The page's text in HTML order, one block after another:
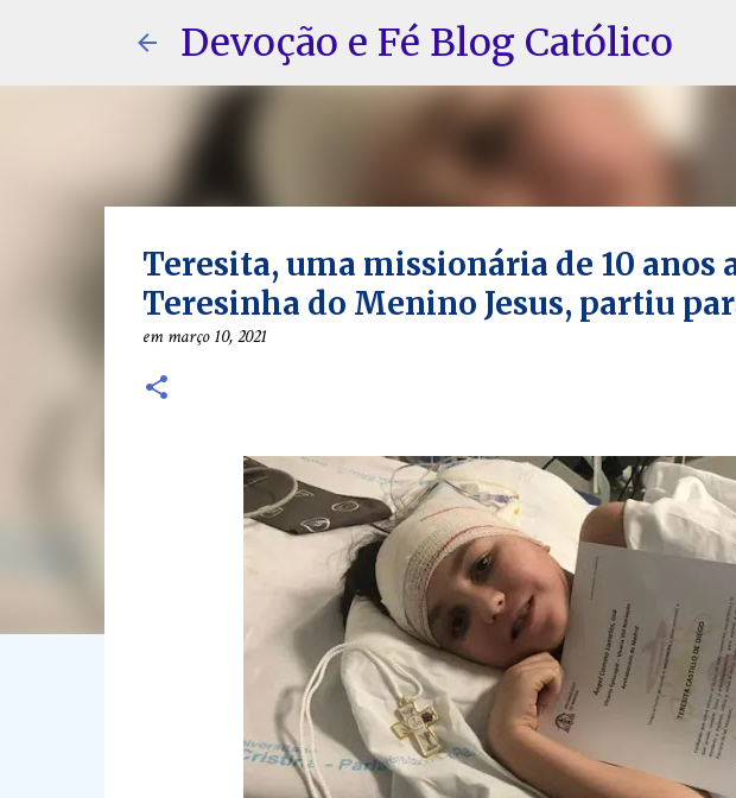
Pular
Devoção e Fé Blog Católico
Teresita, uma missionária de 10 anos
Teresinha do Menino Jesus, partiu
emmarço 10, 2021